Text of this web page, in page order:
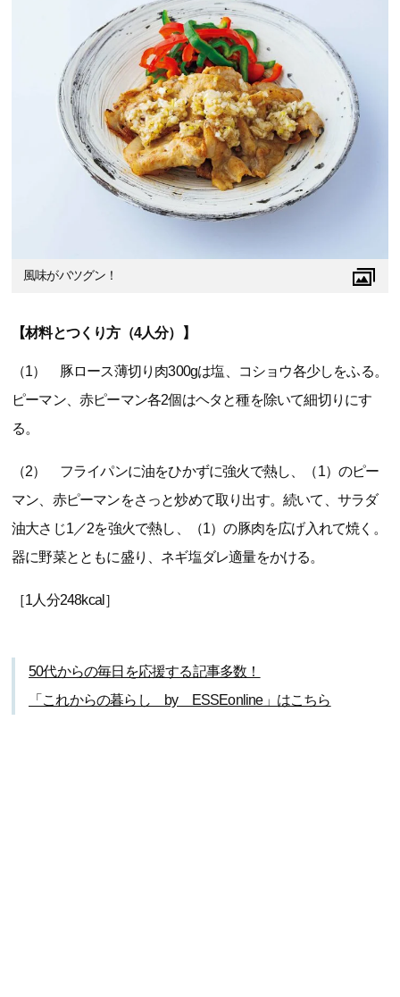
風味がバツグン！
【材料とつくり方（4人分）】
（1） 豚ロース薄切り肉300gは塩、コショウ各少しをふる。
ピーマン、赤ピーマン各2個はヘタと種を除いて細切りにす
る。
（2） フライパンに油をひかずに強火で熱し、（1）のピー
マン、赤ピーマンをさっと炒めて取り出す。続いて、サラダ
油大さじ1／2を強火で熱し、（1）の豚肉を広げ入れて焼く。
器に野菜とともに盛り、ネギ塩ダレ適量をかける。
［1人分248kcal］
50代からの毎日を応援する記事多数！
「これからの暮らし by ESSEonline」はこちら